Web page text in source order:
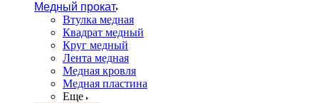
Медный прокат
Втулка медная
Квадрат медный
Круг медный
Лента медная
Медная кровля
Медная пластина
Еще